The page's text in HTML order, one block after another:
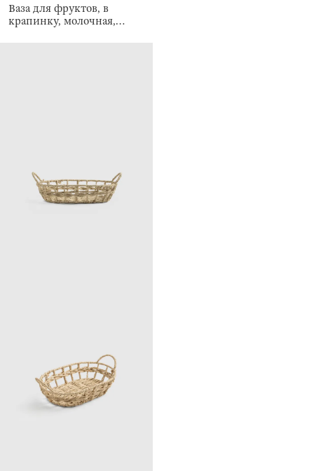
Ваза для фруктов, в
крапинку, молочная,